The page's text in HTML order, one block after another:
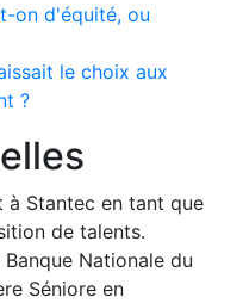
on d'équité, ou
le choix aux
?
à Stantec en tant que
de talents.
Nationale du
Séniore en